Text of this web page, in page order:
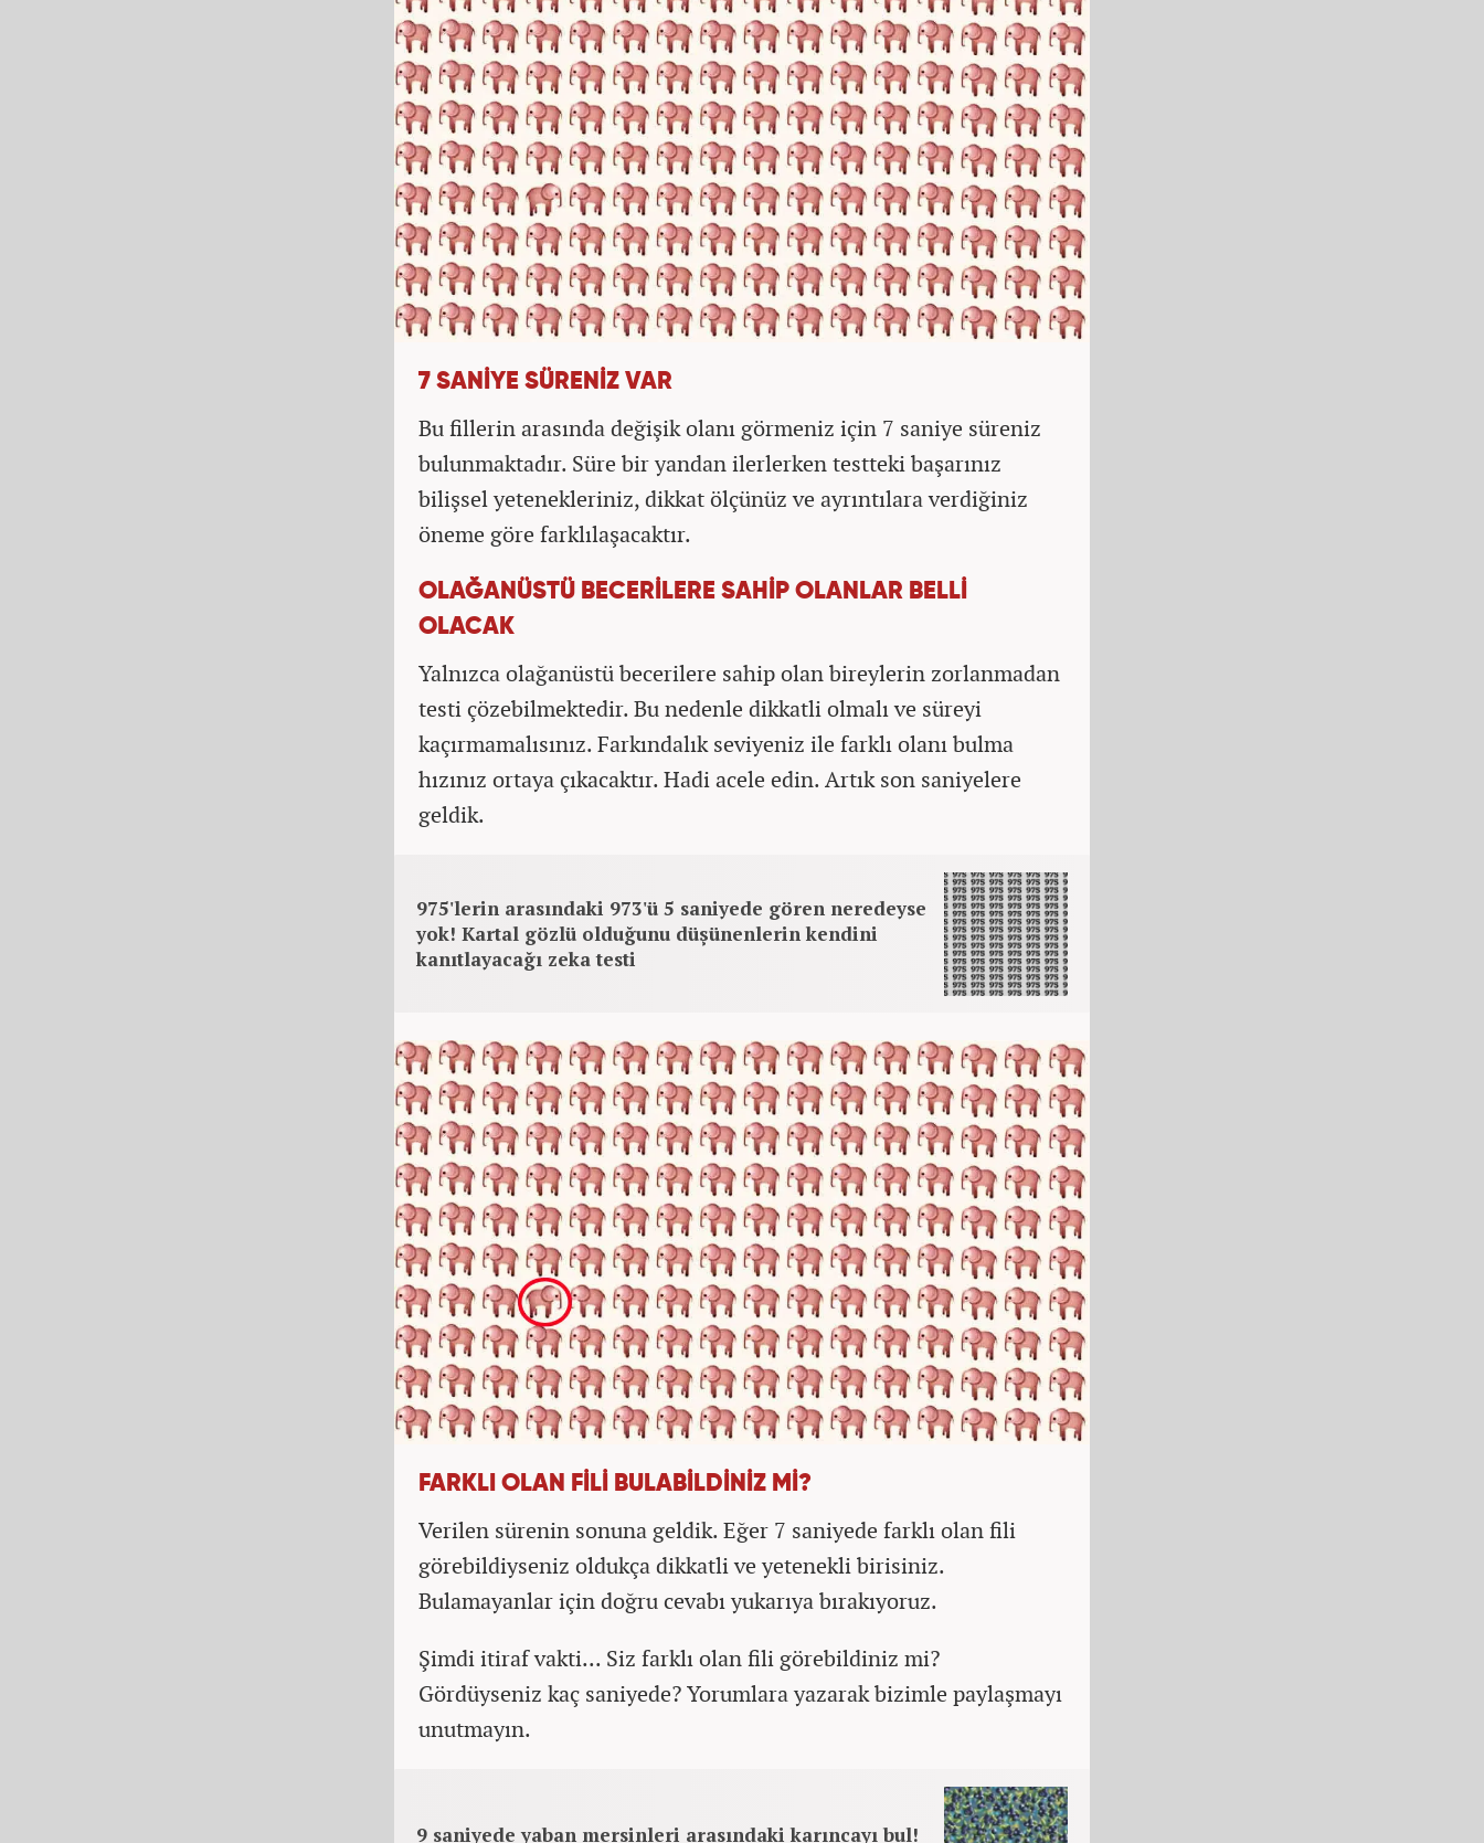
7 SANİYE SÜRENİZ VAR
Bu fillerin arasında değişik olanı görmeniz için 7 saniye süreniz
bulunmaktadır. Süre bir yandan ilerlerken testteki başarınız
bilişsel yetenekleriniz, dikkat ölçünüz ve ayrıntılara verdiğiniz
öneme göre farklılaşacaktır.
OLAĞANÜSTÜ BECERİLERE SAHİP OLANLAR BELLİ
OLACAK
Yalnızca olağanüstü becerilere sahip olan bireylerin zorlanmadan
testi çözebilmektedir. Bu nedenle dikkatli olmalı ve süreyi
kaçırmamalısınız. Farkındalık seviyeniz ile farklı olanı bulma
hızınız ortaya çıkacaktır. Hadi acele edin. Artık son saniyelere
geldik.
975'lerin arasındaki 973'ü 5 saniyede gören neredeyse
yok! Kartal gözlü olduğunu düşünenlerin kendini
kanıtlayacağı zeka testi
FARKLI OLAN FİLİ BULABİLDİNİZ Mİ?
Verilen sürenin sonuna geldik. Eğer 7 saniyede farklı olan fili
görebildiyseniz oldukça dikkatli ve yetenekli birisiniz.
Bulamayanlar için doğru cevabı yukarıya bırakıyoruz.
Şimdi itiraf vakti... Siz farklı olan fili görebildiniz mi?
Gördüyseniz kaç saniyede? Yorumlara yazarak bizimle paylaşmayı
unutmayın.
9 saniyede yaban mersinleri arasındaki karıncayı bul!